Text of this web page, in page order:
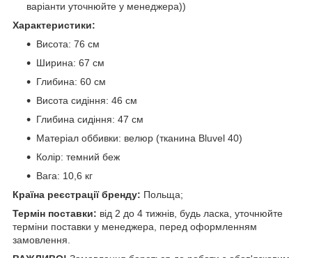
варіанти уточнюйте у менеджера))
Характеристики:
Висота: 76 см
Ширина: 67 см
Глибина: 60 см
Висота сидіння: 46 см
Глибина сидіння: 47 см
Матеріал оббивки: велюр (тканина Bluvel 40)
Колір: темний беж
Вага: 10,6 кг
Країна реєстрації бренду: Польща;
Термін поставки: від 2 до 4 тижнів, будь ласка, уточнюйте
терміни поставки у менеджера, перед оформленням
замовлення.